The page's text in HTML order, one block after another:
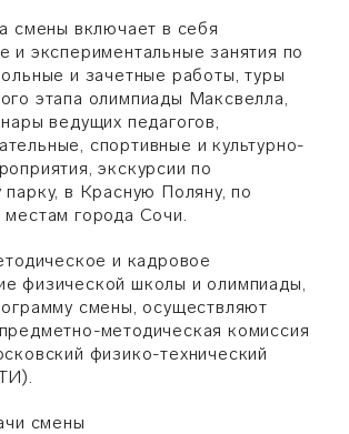
смены включает в себя
и экспериментальные занятия по
и зачетные работы, туры
этапа олимпиады Максвелла,
ведущих педагогов,
спортивные и культурно-
экскурсии по
парку, в Красную Поляну, по
местам города Сочи.
и кадровое
физической школы и олимпиады,
смены, осуществляют
методическая комиссия
физико-технический
смены